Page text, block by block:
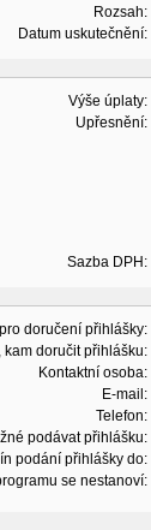
Rozsah:
Datum uskutečnění:
Výše úplaty:
Upřesnění:
Sazba DPH:
doručení přihlášky:
kam doručit přihlášku:
Kontaktní osoba:
E-mail:
Telefon:
podávat přihlášku:
podání přihlášky do:
se nestanoví: